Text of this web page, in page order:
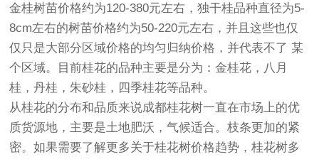
金桂树苗价格约为120-380元左右，独干桂品种直径为5-
8cm左右的树苗价格约为50-220元左右，并且这些也仅
仅只是大部分区域价格的均匀归纳价格，并代表不了 某
个区域。目前桂花的品种主要是分为：金桂花，八月
桂，丹桂，朱砂桂，四季桂花等品种。
从桂花的分布和品质来说成都桂花树一直在市场上的优
质货源地，主要是土地肥沃，气候适合。枝条更加的紧
密。如果需要了解更多关于桂花树价格趋势，桂花树多